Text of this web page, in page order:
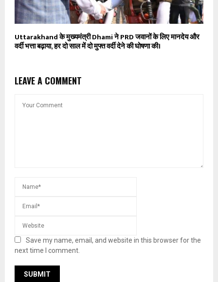
Uttarakhand के मुख्यमंत्री Dhami ने PRD जवानों के लिए मानदेय और
वर्दी भत्ता बढ़ाया, हर दो साल में दो मुफ्त वर्दी देने की घोषणा की।
LEAVE A COMMENT
Save my name, email, and website in this browser for the
next time I comment.